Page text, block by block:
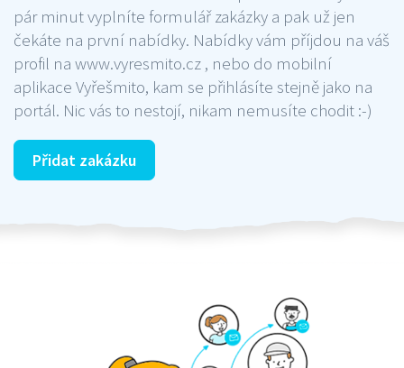
pár minut vyplníte formulář zakázky a pak už jen
čekáte na první nabídky. Nabídky vám příjdou na váš
profil na www.vyresmito.cz , nebo do mobilní
aplikace Vyřešmito, kam se přihlásíte stejně jako na
portál. Nic vás to nestojí, nikam nemusíte chodit :-)
Přidat zakázku